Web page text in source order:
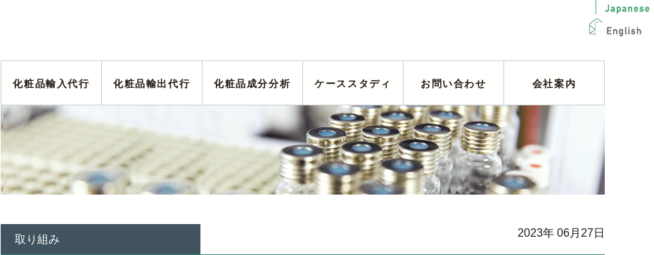
化粧品輸入代行 化粧品輸出代行 化粧品成分分析 ケーススタディ お問い合わせ 会社案内
取り組み
2023年 06月27日